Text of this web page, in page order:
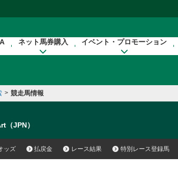
ネット馬券購入 イベント・プロモーション
> 競走馬情報
（JPN）
ッズ 払戻金 レース結果 特別レース登録馬